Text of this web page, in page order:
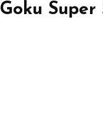
Goku